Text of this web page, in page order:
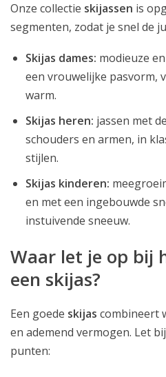
Onze collectie skijassen is
segmenten, zodat je snel de
Skijas dames: modieuze
een vrouwelijke pasvorm,
warm.
Skijas heren: jassen met
schouders en armen, in
stijlen.
Skijas kinderen:
en met een ingebouwde
instuivende sneeuw.
Waar let je op bij
een skijas?
Een goede skijas combineert
en ademend vermogen. Let
punten: